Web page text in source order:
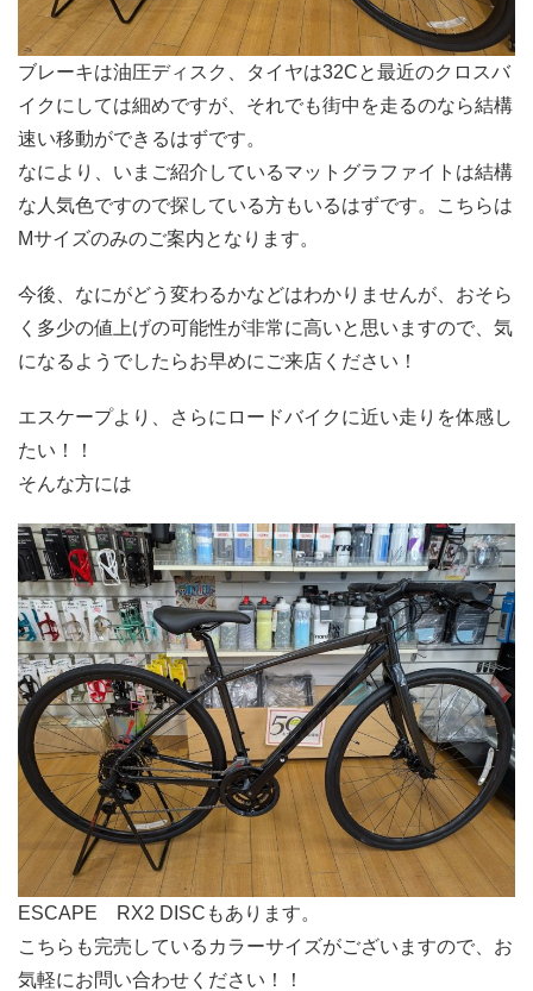
ブレーキは油圧ディスク、タイヤは32Cと最近のクロスバ
イクにしては細めですが、それでも街中を走るのなら結構
速い移動ができるはずです。
なにより、いまご紹介しているマットグラファイトは結構
な人気色ですので探している方もいるはずです。こちらは
Mサイズのみのご案内となります。
今後、なにがどう変わるかなどはわかりませんが、おそら
く多少の値上げの可能性が非常に高いと思いますので、気
になるようでしたらお早めにご来店ください！
エスケープより、さらにロードバイクに近い走りを体感し
たい！！
そんな方には
ESCAPE RX2 DISCもあります。
こちらも完売しているカラーサイズがございますので、お
気軽にお問い合わせください！！